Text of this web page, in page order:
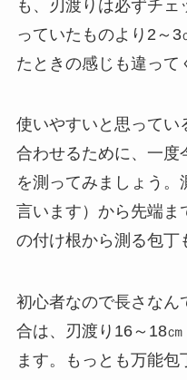
も、刃渡りは必ずチ
っていたものより2～
たときの感じも違って
使いやすいと思ってい
合わせるために、一度
を測ってみましょう。
言います）から先端
の付け根から測る包丁
初心者なので長さなん
合は、刃渡り16～18
ます。もっとも万能